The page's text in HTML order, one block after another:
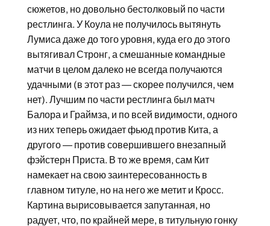
сюжетов, но довольно бестолковый по части
рестлинга. У Коула не получилось вытянуть
Лумиса даже до того уровня, куда его до этого
вытягивал Стронг, а смешанные командные
матчи в целом далеко не всегда получаются
удачными (в этот раз — скорее получился, чем
нет). Лучшим по части рестлинга был матч
Балора и Граймза, и по всей видимости, одного
из них теперь ожидает фьюд против Кита, а
другого — против совершившего внезапный
фэйстерн Приста. В то же время, сам Кит
намекает на свою заинтересованность в
главном титуле, но на него же метит и Кросс.
Картина вырисовывается запутанная, но
радует, что, по крайней мере, в титульную гонку